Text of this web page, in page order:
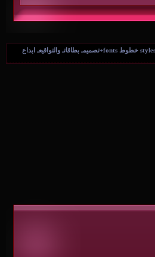
دروس الفوتوشوب Photoshop والإيمج ريدي ..دروس SWiSHmax + ملفات مفتوحه.. فلاتر filters فرش brushes باترن patterns اشكال shapes تدرجات gradients ستايلز styles خطوط fonts+تصميمـ بطاقاتـ والتواقيعـ ابداع